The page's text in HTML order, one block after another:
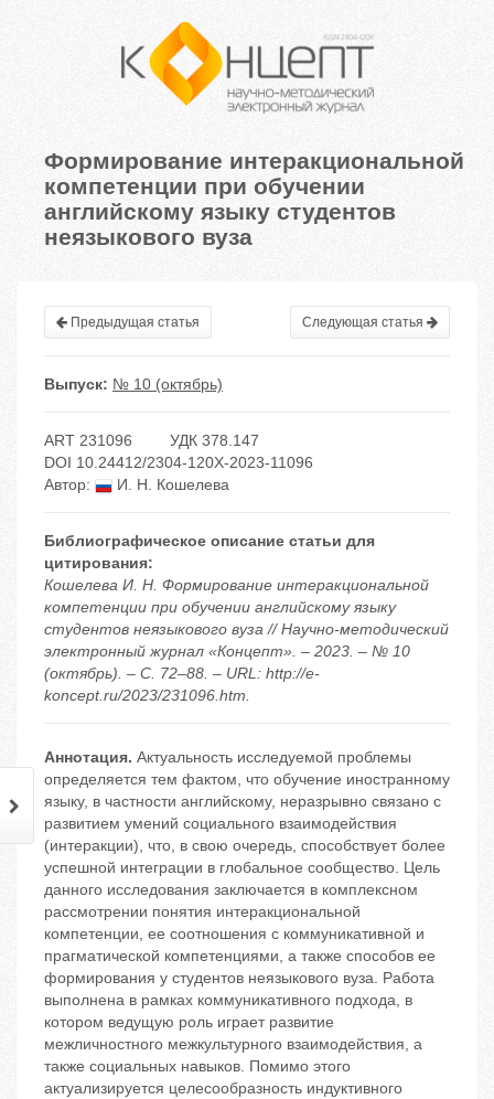
Формирование интеракциональной
компетенции при обучении
английскому языку студентов
неязыкового вуза
Предыдущая статья Следующая статья
Выпуск: № 10 (октябрь)
ART 231096
УДК 378.147
DOI 10.24412/2304-120X-2023-11096
Автор:
И. Н. Кошелева
Библиографическое описание статьи для
цитирования:
Кошелева И. Н. Формирование интеракциональной
компетенции при обучении английскому языку
студентов неязыкового вуза // Научно-методический
электронный журнал «Концепт». – 2023. – № 10
(октябрь). – С. 72–88. – URL: http://e-
koncept.ru/2023/231096.htm.
Аннотация. Актуальность исследуемой проблемы
определяется тем фактом, что обучение иностранному
языку, в частности английскому, неразрывно связано с
развитием умений социального взаимодействия
(интеракции), что, в свою очередь, способствует более
успешной интеграции в глобальное сообщество. Цель
данного исследования заключается в комплексном
рассмотрении понятия интеракциональной
компетенции, ее соотношения с коммуникативной и
прагматической компетенциями, а также способов ее
формирования у студентов неязыкового вуза. Работа
выполнена в рамках коммуникативного подхода, в
котором ведущую роль играет развитие
межличностного межкультурного взаимодействия, а
также социальных навыков. Помимо этого
актуализируется целесообразность индуктивного